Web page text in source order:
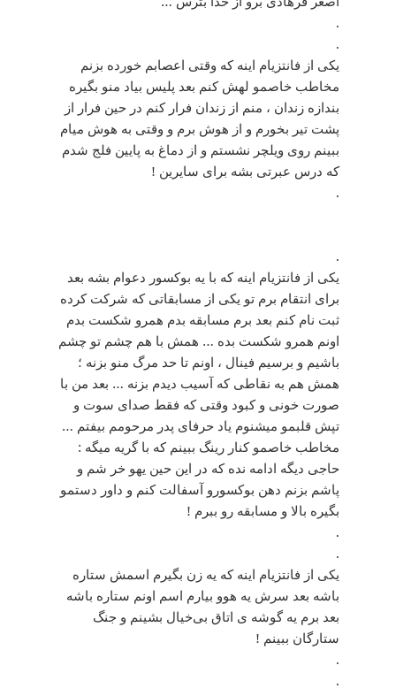
.
.
یکی از فانتزیام اینه که وقتی اعصابم خورده بزنم
مخاطب خاصمو لهش کنم بعد پلیس بیاد منو بگیره
بندازه زندان ، منم از زندان فرار کنم در حین فرار از
پشت تیر بخورم و از هوش برم و وقتی به هوش میام
ببینم روی ویلچر نشستم و از دماغ به پایین فلج شدم
که درس عبرتی بشه برای سایرین !
.
.
یکی از فانتزیام اینه که با یه بوکسور دعوام بشه بعد
برای انتقام برم تو یکی از مسابقاتی که شرکت کرده
ثبت نام کنم بعد برم مسابقه بدم همرو شکست بدم
اونم همرو شکست بده … همش با هم چشم تو چشم
باشیم و برسیم فینال ، اونم تا حد مرگ منو بزنه ؛
همش هم به نقاطی که آسیب دیدم بزنه … بعد من با
صورت خونی و کبود وقتی که فقط صدای سوت و
تپش قلبمو میشنوم یاد حرفای پدر مرحومم بیفتم …
مخاطب خاصمو کنار رینگ ببینم که با گریه میگه :
حاجی دیگه ادامه نده که در این حین یهو خر شم و
پاشم بزنم دهن بوکسورو آسفالت کنم و داور دستمو
بگیره بالا و مسابقه رو ببرم !
.
.
یکی از فانتزیام اینه که یه زن بگیرم اسمش ستاره
باشه بعد سرش یه هوو بیارم اسم اونم ستاره باشه
بعد برم یه گوشه ی اتاق بی‌خیال بشینم و جنگ
ستارگان ببینم !
.
.